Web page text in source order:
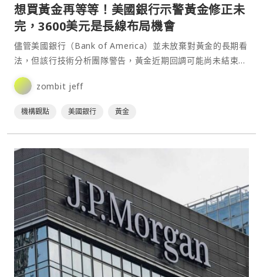
想買黃金再等等！美國銀行示警黃金修正未
完，3600美元是長線布局機會
儘管美國銀行（Bank of America）並未放棄對黃金的長期看
法，但該行技術分析團隊警告，黃金近期回調可能尚未結束，
短期內仍可能面臨進一步下行壓力。不過，該行⋯
zombit jeff
機構觀點 美國銀行 黃金